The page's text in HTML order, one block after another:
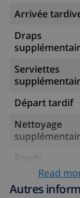
Arrivée
Draps
Serviettes
Départ tardif
Nettoyage
Fonds
d'annulation:
Read
Autres